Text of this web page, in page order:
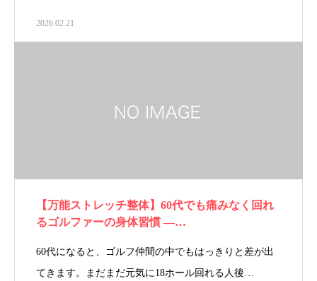
2026.02.21
【万能ストレッチ整体】60代でも痛みなく回れ
るゴルファーの身体習慣 ―…
60代になると、ゴルフ仲間の中でもはっきりと差が出
てきます。まだまだ元気に18ホール回れる人後…